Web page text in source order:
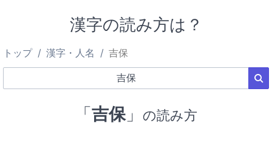
漢字の読み方は？
トップ 漢字・人名 吉保
「吉保」 の読み方